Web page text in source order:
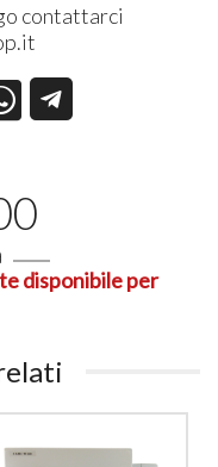
contattarci
disponibile per